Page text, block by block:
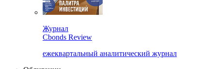
Журнал
Cbonds Review
ежеквартальный аналитический журнал